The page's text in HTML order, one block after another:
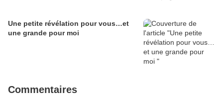
Une petite révélation pour vous…et
une grande pour moi
Commentaires